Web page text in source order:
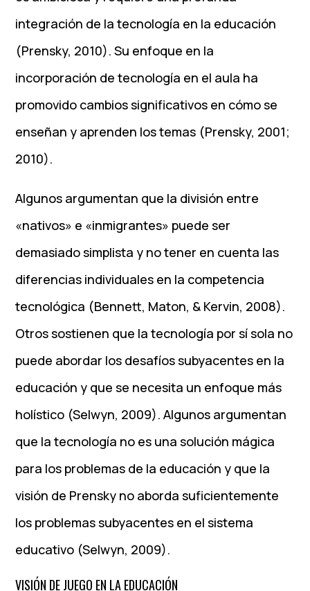
integración de la tecnología en la educación
(Prensky, 2010). Su enfoque en la
incorporación de tecnología en el aula ha
promovido cambios significativos en cómo se
enseñan y aprenden los temas (Prensky, 2001;
2010).
Algunos argumentan que la división entre
«nativos» e «inmigrantes» puede ser
demasiado simplista y no tener en cuenta las
diferencias individuales en la competencia
tecnológica (Bennett, Maton, & Kervin, 2008).
Otros sostienen que la tecnología por sí sola no
puede abordar los desafíos subyacentes en la
educación y que se necesita un enfoque más
holístico (Selwyn, 2009). Algunos argumentan
que la tecnología no es una solución mágica
para los problemas de la educación y que la
visión de Prensky no aborda suficientemente
los problemas subyacentes en el sistema
educativo (Selwyn, 2009).
VISIÓN DE JUEGO EN LA EDUCACIÓN